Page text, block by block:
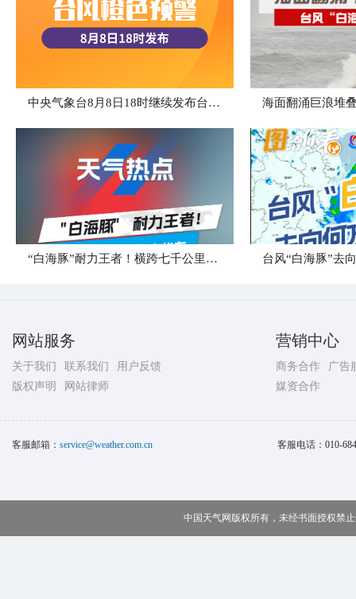
中央气象台8月8日18时继续发布台风橙色预警 海面翻涌巨浪堆
“白海豚”耐力王者！横跨七千公里直奔华东 台风“白海豚”去
网站服务
关于我们 联系我们
用户反馈
版权声明
网站律师
营销中心
商务合作
广告
媒资合作
客服邮箱： service@weather.com.cn 客服电话： 010-
中国天气网版权所有，未经书面授权